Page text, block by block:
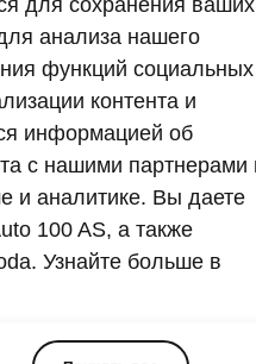
для сохранения ваших
анализа нашего
функций социальных
контента и
информацией об
с нашими партнерами
и аналитике. Вы даете
100 AS, а также
Узнайте больше в